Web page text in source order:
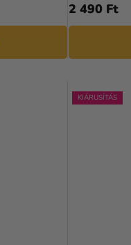
2 490 Ft
KIÁRUSÍTÁS